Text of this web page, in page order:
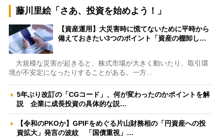
藤川里絵「さあ、投資を始めよう！」
【資産運用】大災害時に慌てないために平時から
備えておきたい3つのポイント「資産の棚卸し…
大規模な災害が起きると、株式市場が大きく動いたり、取引環
境が不安定になったりすることがある。一方…
5年ぶり改訂の「CGコード」、何が変わったのかポイントを解
説 企業に成長投資の具体的な説…
【令和のPKOか】GPIFをめぐる片山財務相の「円資産への投
資拡大」発言の波紋 「国債重視」…